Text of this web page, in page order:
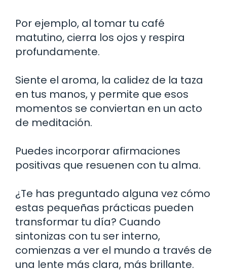
Por ejemplo, al tomar tu café
matutino, cierra los ojos y respira
profundamente.
Siente el aroma, la calidez de la taza
en tus manos, y permite que esos
momentos se conviertan en un acto
de meditación.
Puedes incorporar afirmaciones
positivas que resuenen con tu alma.
¿Te has preguntado alguna vez cómo
estas pequeñas prácticas pueden
transformar tu día? Cuando
sintonizas con tu ser interno,
comienzas a ver el mundo a través de
una lente más clara, más brillante.